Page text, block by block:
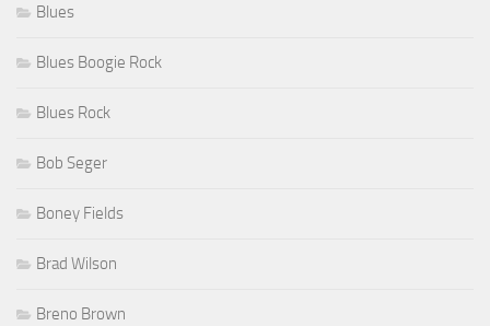
Blues
Blues Boogie Rock
Blues Rock
Bob Seger
Boney Fields
Brad Wilson
Breno Brown